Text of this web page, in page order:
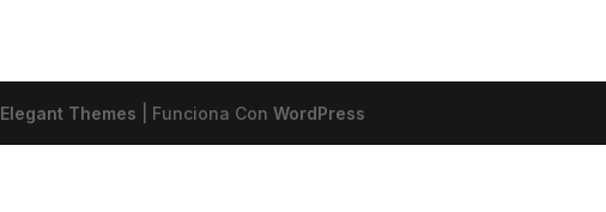
Elegant Themes | Funciona ConWordPress